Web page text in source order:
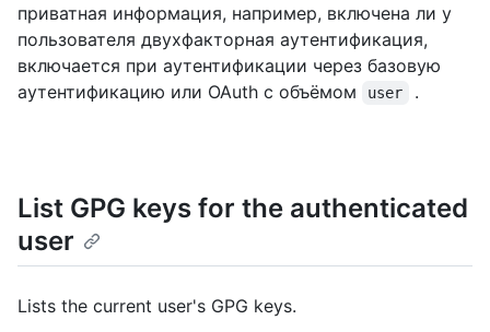
приватная информация, например, включена ли у
пользователя двухфакторная аутентификация,
включается при аутентификации через базовую
аутентификацию или OAuth с объёмом
user .
List GPG keys for the authenticated
user
Lists the current user's GPG keys.